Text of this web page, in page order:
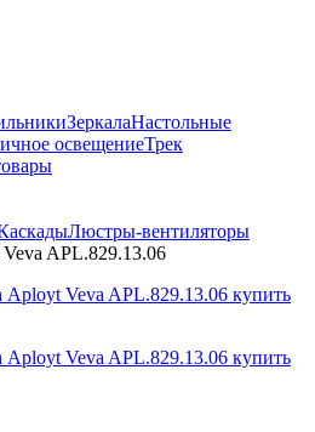
ЗеркалаНастольные
освещениеТрек
Люстры-вентиляторы
APL.829.13.06